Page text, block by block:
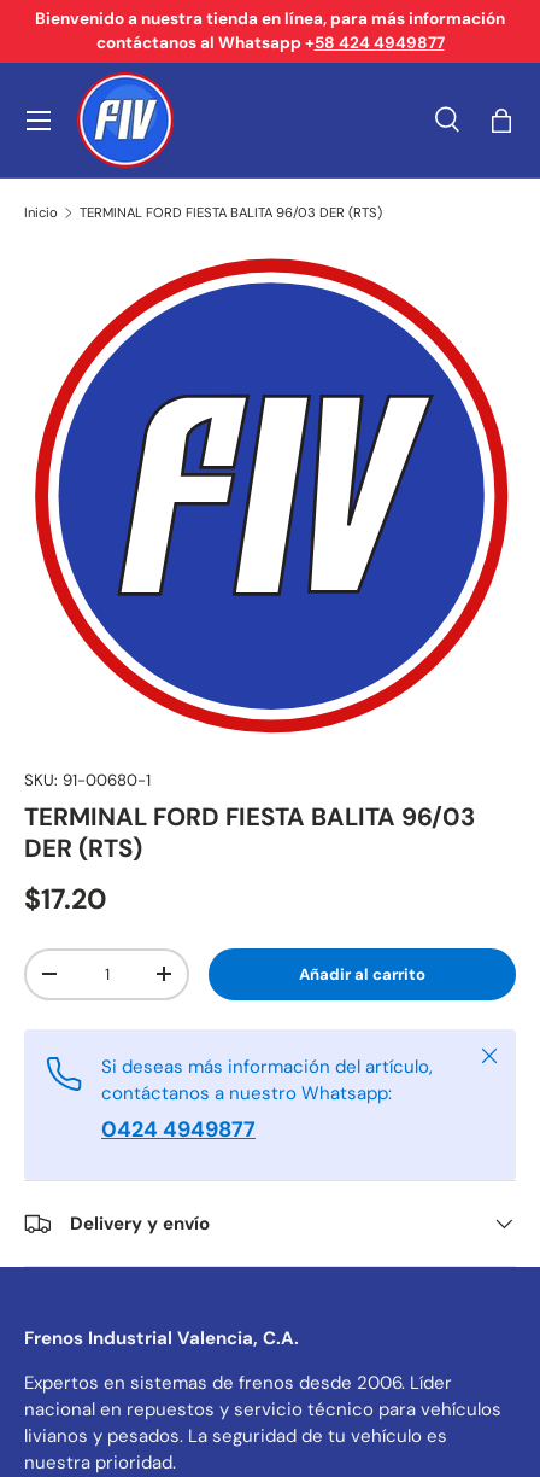
Ir al contenido
Bienvenido a nuestra tienda en línea, para más información
contáctanos al Whatsapp +58 424 4949877
Buscar
Tipo de producto
Buscar
Menú
Inicio TERMINAL FORD FIESTA BALITA 96/03 DER (RTS)
SKU: 91-00680-1
TERMINAL FORD FIESTA BALITA 96/03
DER (RTS)
$17.20
Cant.
-
+ Añadir al carrito
Si deseas más información del artículo,
contáctanos a nuestro Whatsapp:
0424 4949877
Cerrar
Delivery y envío
Frenos Industrial Valencia, C.A.
Expertos en sistemas de frenos desde 2006. Líder
nacional en repuestos y servicio técnico para vehículos
livianos y pesados. La seguridad de tu vehículo es
nuestra prioridad.